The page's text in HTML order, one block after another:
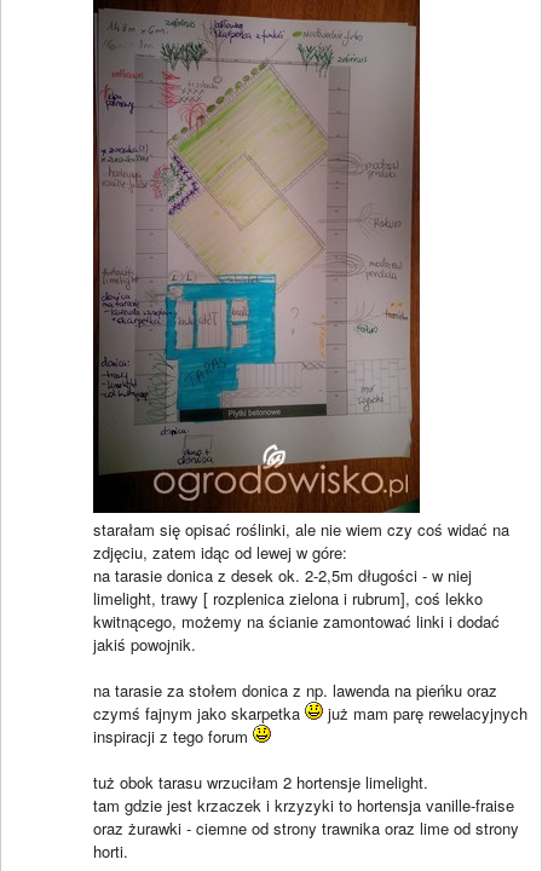
starałam się opisać roślinki, ale nie wiem czy coś widać na
zdjęciu, zatem idąc od lewej w góre:
na tarasie donica z desek ok. 2-2,5m długości - w niej
limelight, trawy [ rozplenica zielona i rubrum], coś lekko
kwitnącego, możemy na ścianie zamontować linki i dodać
jakiś powojnik.
na tarasie za stołem donica z np. lawenda na pieńku oraz
czymś fajnym jako skarpetka
już mam parę rewelacyjnych
inspiracji z tego forum
tuż obok tarasu wrzuciłam 2 hortensje limelight.
tam gdzie jest krzaczek i krzyzyki to hortensja vanille-fraise
oraz żurawki - ciemne od strony trawnika oraz lime od strony
horti.